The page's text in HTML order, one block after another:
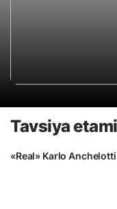
Tavsiya
«Real» Karlo